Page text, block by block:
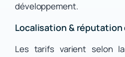
développement.
Localisation & réputation
Les tarifs varient selon